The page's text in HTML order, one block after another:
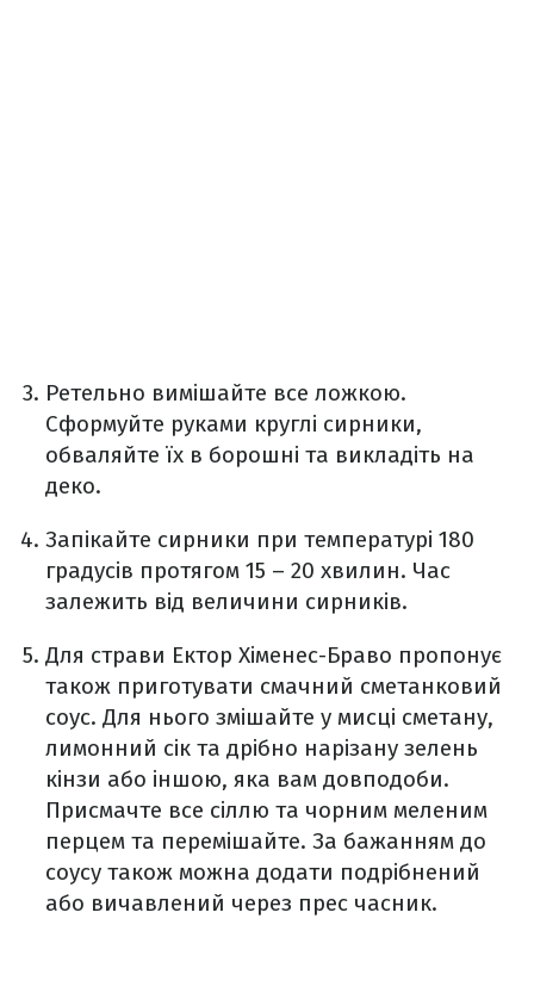
Ретельно вимішайте все ложкою.
Сформуйте руками круглі сирники,
обваляйте їх в борошні та викладіть на
деко.
Запікайте сирники при температурі 180
градусів протягом 15 – 20 хвилин. Час
залежить від величини сирників.
Для страви Ектор Хіменес-Браво пропонує
також приготувати смачний сметанковий
соус. Для нього змішайте у мисці сметану,
лимонний сік та дрібно нарізану зелень
кінзи або іншою, яка вам довподоби.
Присмачте все сіллю та чорним меленим
перцем та перемішайте. За бажанням до
соусу також можна додати подрібнений
або вичавлений через прес часник.